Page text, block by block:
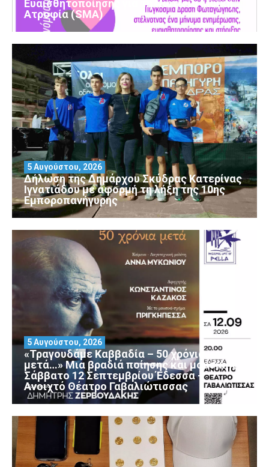
Ευαισθητοποίησης για τη Νωτιαία Μυϊκή
Ατροφία (SMA)
Δήλωση της Δημάρχου Σκύδρας Κατερίνας
Ιγνατιάδου με αφορμή τη λήξη της 10ης
Εμποροπανήγυρης
5 Αυγούστου, 2026
«Τραγουδάμε Καββαδία – 50 χρόνια
μετά…» Μια βραδιά ποίησης και μουσικής
Σάββατο 12 Σεπτεμβρίου Έδεσσα –
Ανοιχτό Θέατρο Γαβαλιώτισσας
5 Αυγούστου, 2026